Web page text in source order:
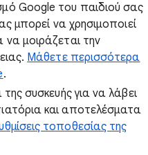
Google του παιδιού σας
μπορεί να χρησιμοποιεί
μοιράζεται την
Μάθετε περισσότερα
.
συσκευής για να λάβει
και αποτελέσματα
τοποθεσίας της